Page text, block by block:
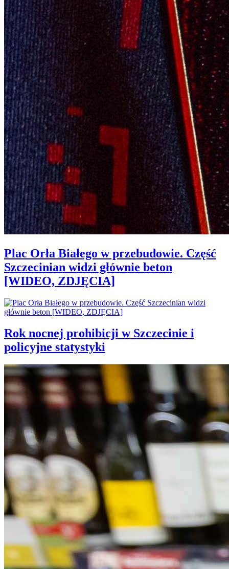
Plac Orła Białego w przebudowie. Część
Szczecinian widzi głównie beton
[WIDEO, ZDJĘCIA]
Rok nocnej prohibicji w Szczecinie i
policyjne statystyki